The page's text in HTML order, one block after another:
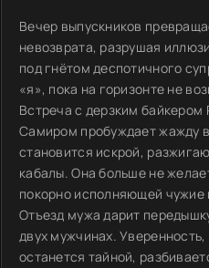
Вечер выпускников
невозврата, разрушая
под гнётом деспотичного
«я», пока на горизонте не
Встреча с дерзким
Самиром пробуждает жажду
становится искрой,
кабалы. Она больше не
покорно исполняющей чужие
Отъезд мужа дарит
двух мужчинах. Уверенность,
останется тайной,